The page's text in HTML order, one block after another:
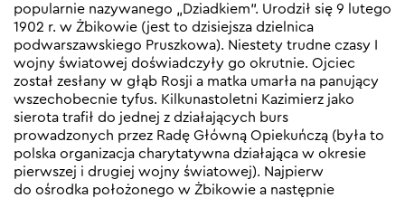
popularnie nazywanego „Dziadkiem”. Urodził się 9 lutego
1902 r. w Żbikowie (jest to dzisiejsza dzielnica
podwarszawskiego Pruszkowa). Niestety trudne czasy I
wojny światowej doświadczyły go okrutnie. Ojciec
został zesłany w głąb Rosji a matka umarła na panujący
wszechobecnie tyfus. Kilkunastoletni Kazimierz jako
sierota trafił do jednej z działających burs
prowadzonych przez Radę Główną Opiekuńczą (była to
polska organizacja charytatywna działająca w okresie
pierwszej i drugiej wojny światowej). Najpierw
do ośrodka położonego w Żbikowie a następnie